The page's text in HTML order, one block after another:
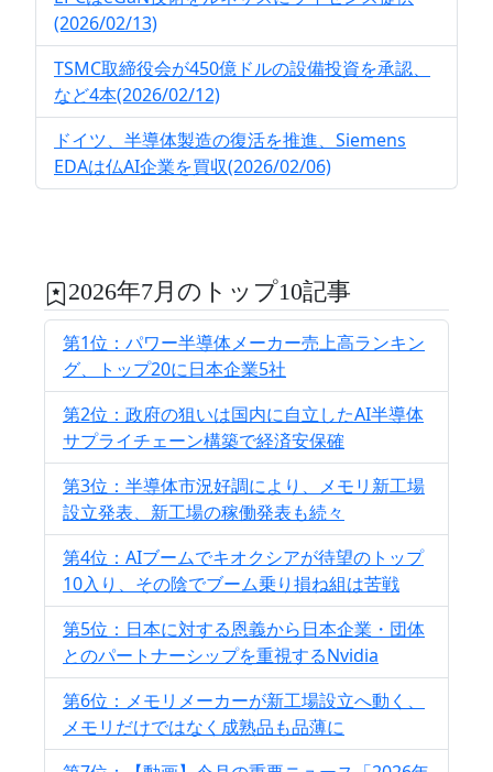
(2026/02/13)
TSMC取締役会が450億ドルの設備投資を承認、
など4本(2026/02/12)
ドイツ、半導体製造の復活を推進、Siemens
EDAは仏AI企業を買収(2026/02/06)
2026年7月のトップ10記事
第1位：パワー半導体メーカー売上高ランキン
グ、トップ20に日本企業5社
第2位：政府の狙いは国内に自立したAI半導体
サプライチェーン構築で経済安保確
第3位：半導体市況好調により、メモリ新工場
設立発表、新工場の稼働発表も続々
第4位：AIブームでキオクシアが待望のトップ
10入り、その陰でブーム乗り損ね組は苦戦
第5位：日本に対する恩義から日本企業・団体
とのパートナーシップを重視するNvidia
第6位：メモリメーカーが新工場設立へ動く、
メモリだけではなく成熟品も品薄に